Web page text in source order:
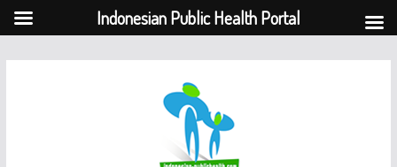
Indonesian Public Health Portal